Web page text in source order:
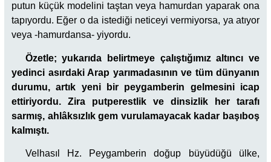
putun küçük modelini taştan veya hamurdan yaparak ona
tapıyordu. Eğer o da istediği neticeyi vermiyorsa, ya atıyor
veya -hamurdansa- yiyordu.
Özetle; yukarıda belirtmeye çalıştığımız altıncı ve
yedinci asırdaki Arap yarımadasının ve tüm dünyanın
durumu, artık yeni bir peygamberin gelmesini icap
ettiriyordu. Zira putperestlik ve dinsizlik her tarafı
sarmış, ahlâksızlık gem vurulamayacak kadar başıboş
kalmıştı.
Velhasıl Hz. Peygamberin doğup büyüdüğü ülke,